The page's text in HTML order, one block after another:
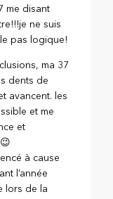
me disant
ne suis
pas logique!
ma 37
dents de
avancent. les
et me
et
à cause
l’année
lors de la